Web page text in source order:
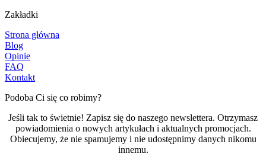
Zakładki
Strona główna
Blog
Opinie
FAQ
Kontakt
Podoba Ci się co robimy?
Jeśli tak to świetnie! Zapisz się do naszego newslettera. Otrzymasz
powiadomienia o nowych artykułach i aktualnych promocjach.
Obiecujemy, że nie spamujemy i nie udostępnimy danych nikomu
innemu.